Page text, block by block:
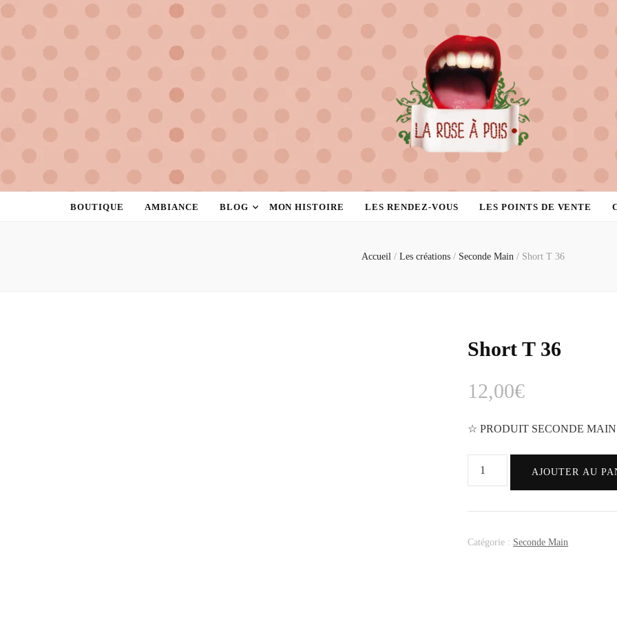
la rose à pois
créatrice de féminité
BOUTIQUE AMBIANCE BLOG MON HISTOIRE LES RENDEZ-VOUS LES POINTS DE VENTE
Accueil / Les créations / Seconde Main / Short T 36
Short T 36
12,00€
☆ PRODUIT SECONDE
AJOUTER AU
Catégorie : Seconde Main